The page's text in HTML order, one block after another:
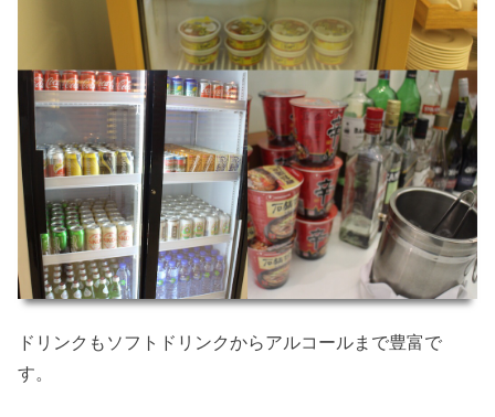
ドリンクもソフトドリンクからアルコールまで豊富で
す。